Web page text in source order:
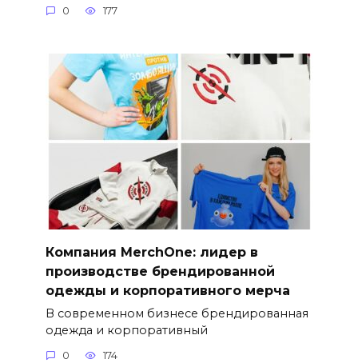
0 177
Компания MerchOne: лидер в
производстве брендированной
одежды и корпоративного мерча
В современном бизнесе брендированная
одежда и корпоративный
0 174